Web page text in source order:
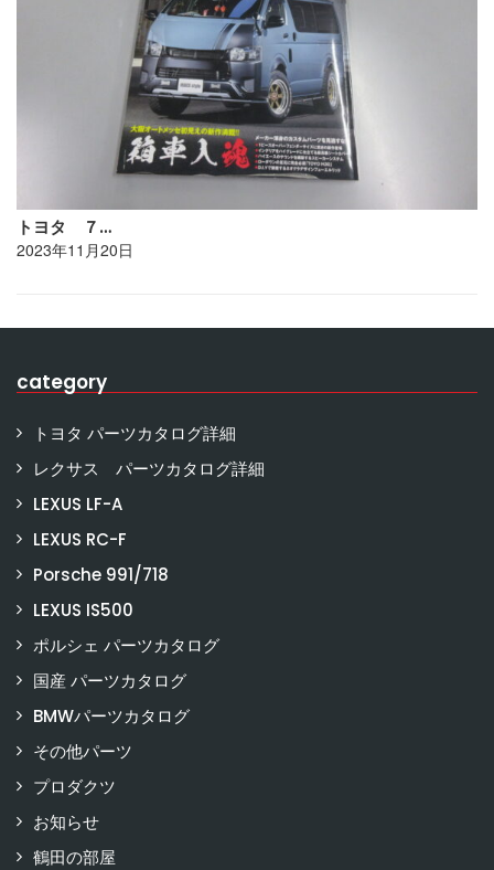
トヨタ ７…
2023年11月20日
category
トヨタ パーツカタログ詳細
レクサス パーツカタログ詳細
LEXUS LF-A
LEXUS RC-F
Porsche 991/718
LEXUS IS500
ポルシェ パーツカタログ
国産 パーツカタログ
BMWパーツカタログ
その他パーツ
プロダクツ
お知らせ
鶴田の部屋